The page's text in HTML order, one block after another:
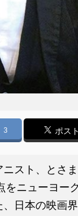
3 ポスト
スト、とさ
ニューヨー
日本の映画